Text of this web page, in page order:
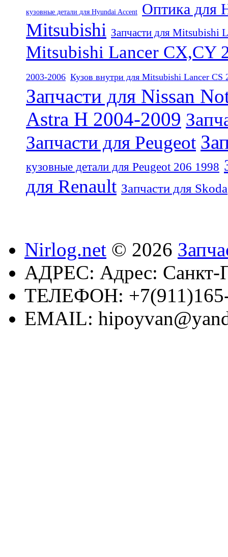
кузовные детали для Hyundai Accent Оптика для
Mitsubishi Запчасти для Mitsubishi
Mitsubishi Lancer CX,CY
2003-2006 Кузов внутри для Mitsubishi Lancer CS
Запчасти для Nissan
Astra H 2004-2009
Запчасти для Peugeot
кузовные детали для Peugeot 206 1998
для Renault Запчасти для Skoda
Nirlog.net © 2026
АДРЕС: Адрес: Санкт-
ТЕЛЕФОН:
EMAIL: